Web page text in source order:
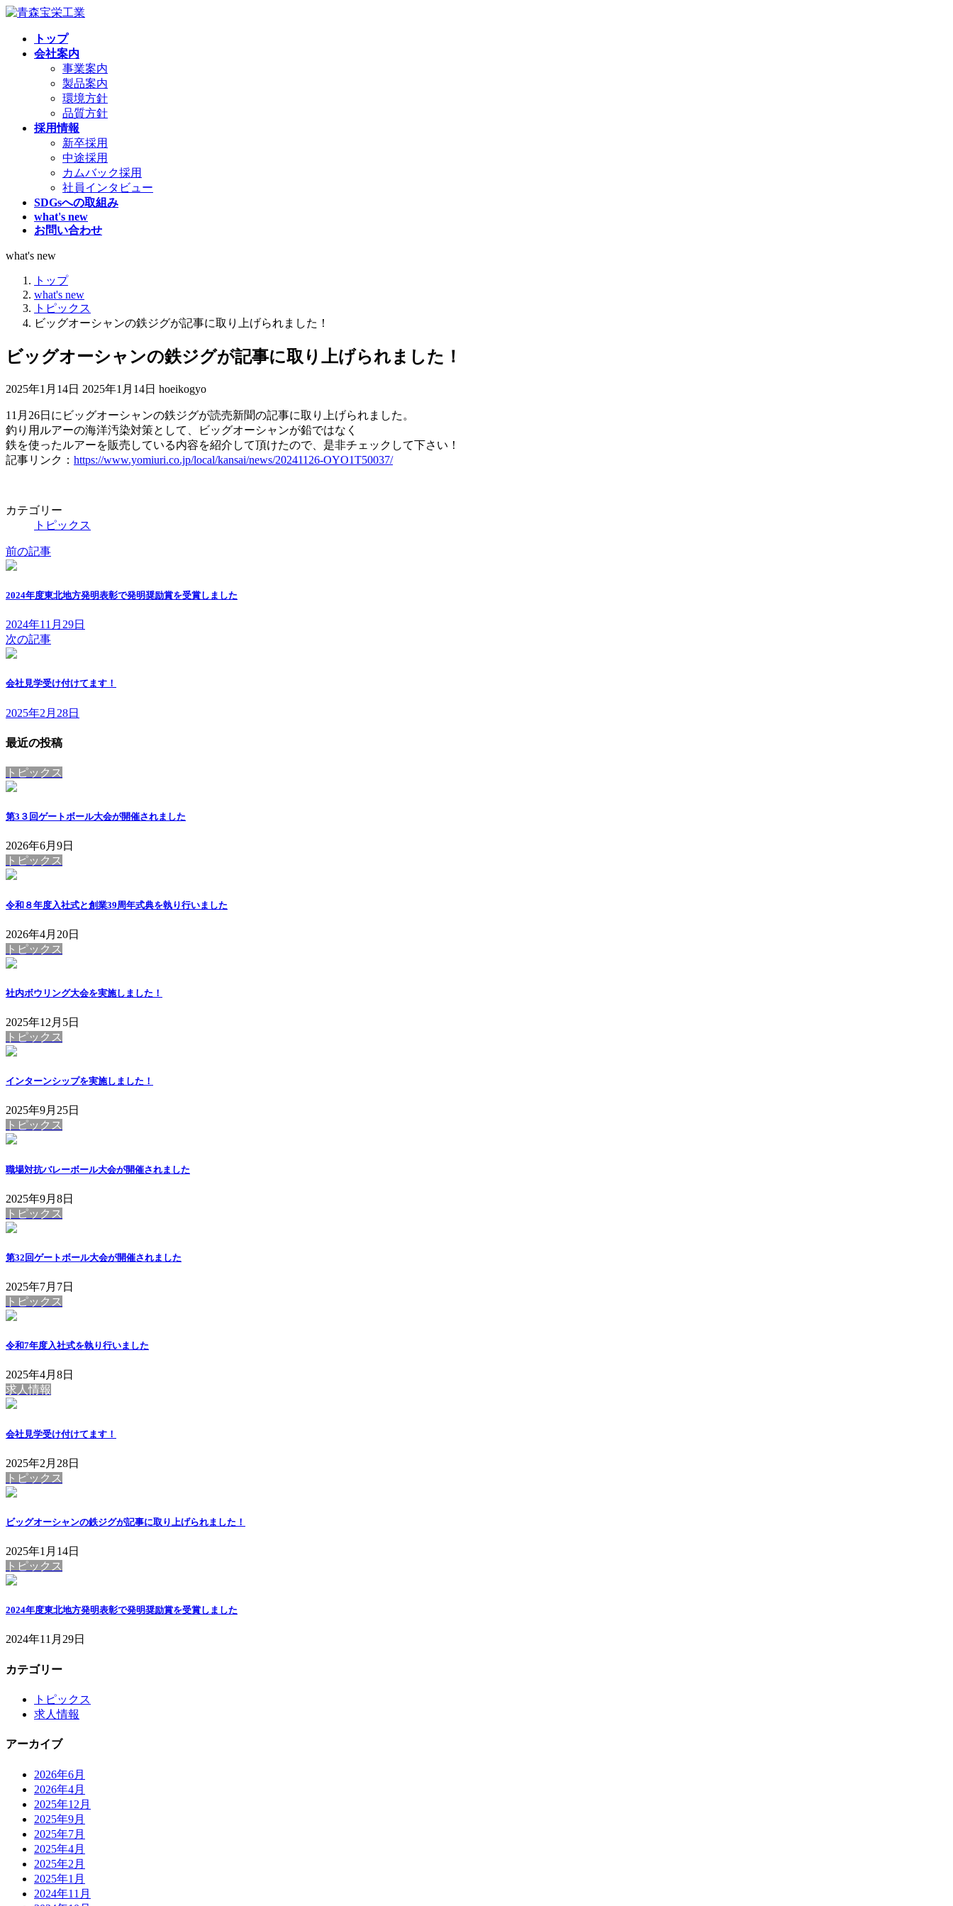
コ
ナ
トップ
会社案内
事業案内
製品案内
環境方針
品質方針
採用情報
新卒採用
中途採用
カムバック採用
社員インタビュー
SDGsへの取組み
what's new
お問い合わせ
what's new
トップ
what's new
トピックス
ビッグオーシャンの鉄ジグが記事に取り上げられました！
ビッグオーシャンの鉄ジグが記事に取り上げられました！
2025年1月14日 最
更
新
日
時
2025年1月14日 hoeikogyo
11月26日にビッグオーシャンの鉄ジグが読売新聞の記事に取り上げられました。
釣り用ルアーの海洋汚染対策として、ビッグオーシャンが鉛ではなく
鉄を使ったルアーを販売している内容を紹介して頂けたので、是非チェックして下さい！
記事リンク： https://www.yomiuri.co.jp/local/kansai/news/20241126-OYO1T50037/
カテゴリー
トピックス
前の記事
2024年度東北地方発明表彰で発明奨励賞を受賞しました
2024年11月29日
次の記事
会社見学受け付けてます！
2025年2月28日
最近の投稿
トピックス
第3３回ゲートボール大会が開催されました
2026年6月9日
トピックス
令和８年度入社式と創業39周年式典を執り行いました
2026年4月20日
トピックス
社内ボウリング大会を実施しました！
2025年12月5日
トピックス
インターンシップを実施しました！
2025年9月25日
トピックス
職場対抗バレーボール大会が開催されました
2025年9月8日
トピックス
第32回ゲートボール大会が開催されました
2025年7月7日
トピックス
令和7年度入社式を執り行いました
2025年4月8日
求人情報
会社見学受け付けてます！
2025年2月28日
トピックス
ビッグオーシャンの鉄ジグが記事に取り上げられました！
2025年1月14日
トピックス
2024年度東北地方発明表彰で発明奨励賞を受賞しました
2024年11月29日
カテゴリー
トピックス
求人情報
アーカイブ
2026年6月
2026年4月
2025年12月
2025年9月
2025年7月
2025年4月
2025年2月
2025年1月
2024年11月